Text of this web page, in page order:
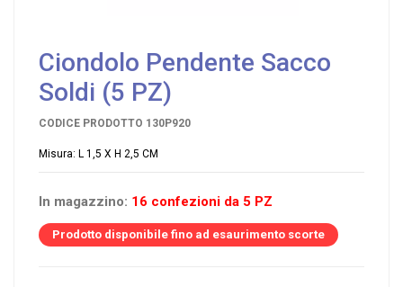
Ciondolo Pendente Sacco
Soldi (5 PZ)
CODICE PRODOTTO 130P920
Misura: L 1,5 X H 2,5 CM
In magazzino: 16 confezioni da 5 PZ
Prodotto disponibile fino ad esaurimento scorte